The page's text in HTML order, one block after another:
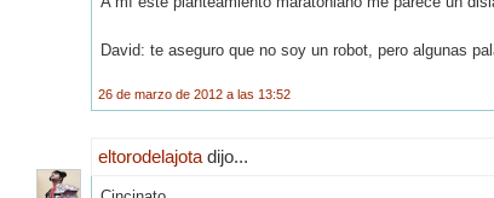
David: te aseguro que no soy un robot, pero algunas
26 de marzo de 2012 a las 13:52
eltorodelajota dijo...